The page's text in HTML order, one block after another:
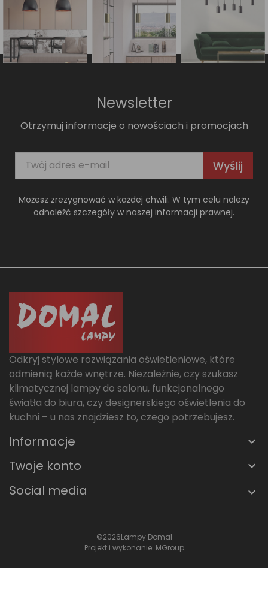
Newsletter
Otrzymuj informacje o nowościach i promocjach
Wyślij
Możesz zrezygnować w każdej chwili. W tym celu należy
odnaleźć szczegóły w naszej informacji prawnej.
Odkryj stylowe rozwiązania oświetleniowe, które
odmienią każde wnętrze. Niezależnie, czy szukasz
klimatycznej lampy do salonu, funkcjonalnego
światła do biura, czy designerskiego oświetlenia do
kuchni – u nas znajdziesz to, czego potrzebujesz.
Informacje
Twoje konto
Social media
©2026Lampy Domal
Projekt i wykonanie: MGroup